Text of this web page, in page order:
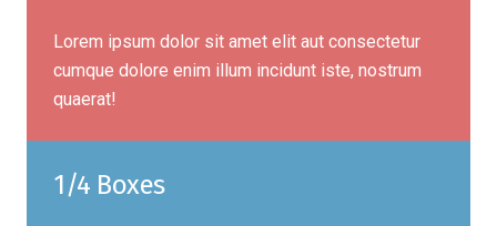
Lorem ipsum dolor sit amet elit aut consectetur
cumque dolore enim illum incidunt iste, nostrum
quaerat!
1/4 Boxes